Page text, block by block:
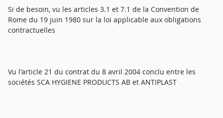
Si de besoin, vu les articles 3.1 et 7.1 de la Convention de
Rome du 19 juin 1980 sur la loi applicable aux obligations
contractuelles
Vu l'article 21 du contrat du 8 avril 2004 conclu entre les
sociétés SCA HYGIENE PRODUCTS AB et ANTIPLAST